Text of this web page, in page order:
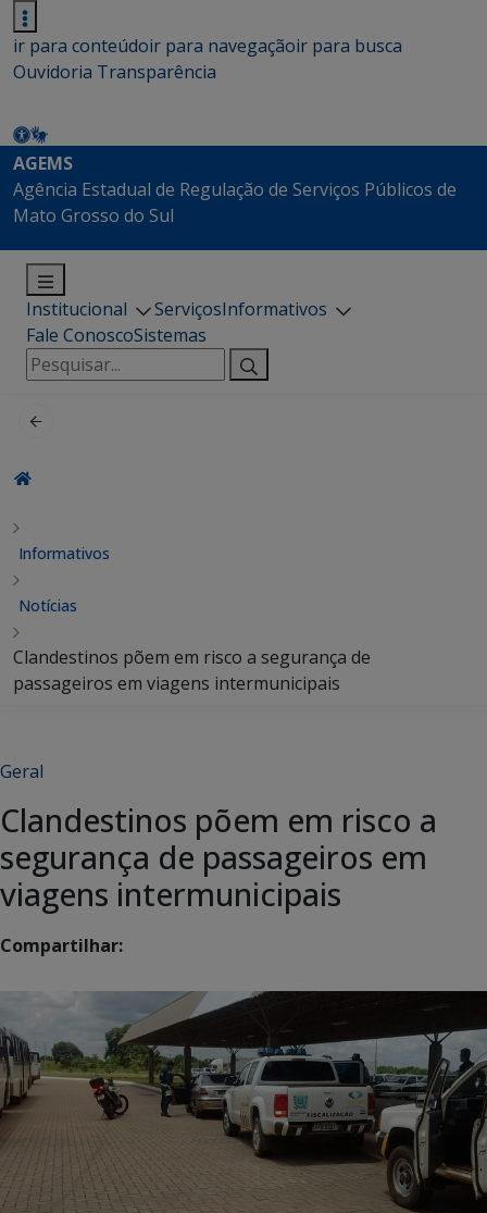
ir para conteúdoir para navegaçãoir para busca
Ouvidoria Transparência
AGEMS
Agência Estadual de Regulação de Serviços Públicos de
Mato Grosso do Sul
Institucional ServiçosInformativos
Fale ConoscoSistemas
Pesquisar
por:
Informativos
Notícias
Clandestinos põem em risco a segurança de
passageiros em viagens intermunicipais
Geral
Clandestinos põem em risco a
segurança de passageiros em
viagens intermunicipais
Compartilhar: